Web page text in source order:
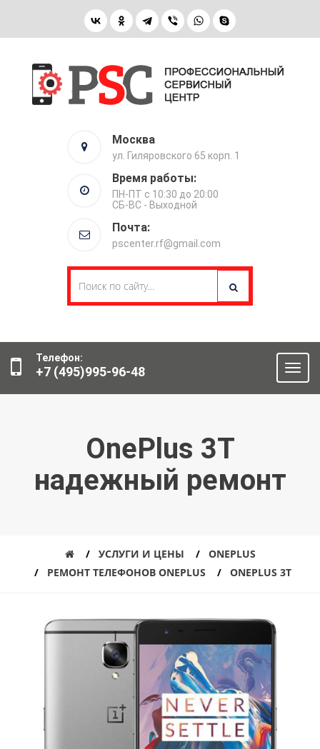
Москва
ул. Гиляровского 65 корп. 1
Время работы:
ПН-ПТ с 10:30 до 20:00
СБ-ВС - Выходной
Почта:
pscenter.rf@gmail.com
Телефон:
+7 (495)995-96-48
OnePlus 3T
надежный ремонт
УСЛУГИ И ЦЕНЫ
ONEPLUS
РЕМОНТ ТЕЛЕФОНОВ ONEPLUS
ONEPLUS 3T